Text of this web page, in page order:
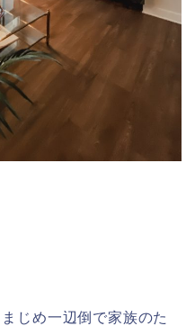
じめ一辺倒で家族のた